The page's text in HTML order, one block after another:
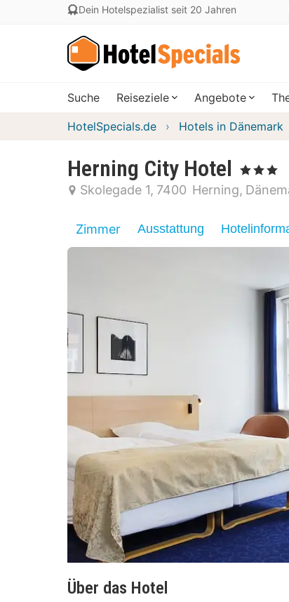
Dein Hotelspezialist seit 20 Jahren
Suche Reiseziele Angebote
HotelSpecials.de Hotels in Dänemark
Herning City Hotel , 3 Sterne
Skolegade 1 7400 Herning
Zimmer Ausstattung
Über das Hotel